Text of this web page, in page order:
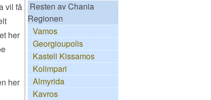
vil få
her
her
Resten av Chania
Regionen
Vamos
Georgioupolis
Kasteli Kissamos
Kolimpari
Almyrida
Kavros